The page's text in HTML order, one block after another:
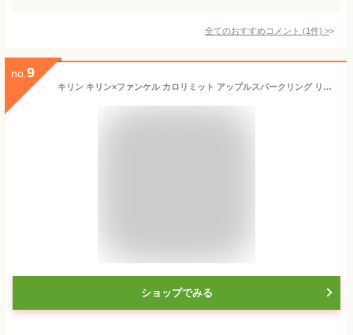
全てのおすすめコメント (1件) >
no. 9
キリン キリン×ファンケル カロリミット アップルスパークリング リフレッシュ 500mlペットボトル×24本入｜ 送料無料 ファンケル 低カロリー 健康 アップル
ショップでみる